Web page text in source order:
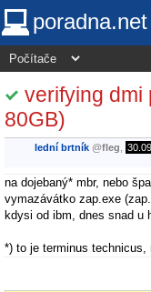
poradna.net
verifying dmi
80GB)
lední brtník @fleg
na dojebaný* mbr, nebo
vymazávátko zap.exe
kdysi od ibm, dnes snad u
*) to je terminus technicus,